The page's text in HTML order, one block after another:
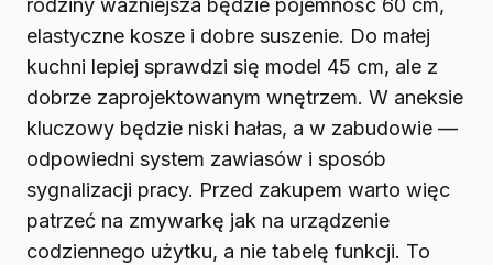
rodziny ważniejsza będzie pojemność 60 cm,
elastyczne kosze i dobre suszenie. Do małej
kuchni lepiej sprawdzi się model 45 cm, ale z
dobrze zaprojektowanym wnętrzem. W aneksie
kluczowy będzie niski hałas, a w zabudowie —
odpowiedni system zawiasów i sposób
sygnalizacji pracy. Przed zakupem warto więc
patrzeć na zmywarkę jak na urządzenie
codziennego użytku, a nie tabelę funkcji. To